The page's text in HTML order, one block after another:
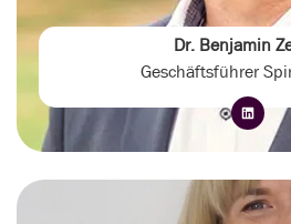
Dr. Benjamin
Geschäftsführer